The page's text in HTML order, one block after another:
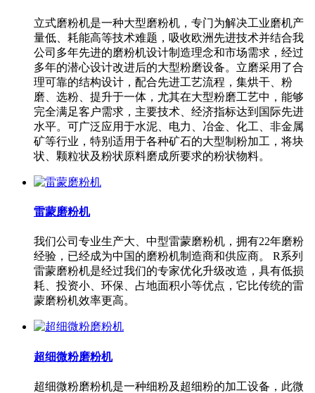
立式磨粉机是一种大型磨粉机，专门为解决工业磨机产
量低、耗能高等技术难题，吸收欧洲先进技术并结合我
公司多年先进的磨粉机设计制造理念和市场需求，经过
多年的潜心设计改进后的大型粉磨设备。立磨采用了合
理可靠的结构设计，配合先进工艺流程，集烘干、粉
磨、选粉、提升于一体，尤其在大型粉磨工艺中，能够
完全满足客户需求，主要技术、经济指标达到国际先进
水平。可广泛应用于水泥、电力、冶金、化工、非金属
矿等行业，特别适用于各种矿石的大型制粉加工，将块
状、颗粒状及粉状原料磨成所要求的粉状物料。
雷蒙磨粉机
我们公司专业生产大、中型雷蒙磨粉机，拥有22年磨粉
经验，已经成为中国的磨粉机制造商和供应商。 R系列
雷蒙磨粉机是经过我们的专家优化升级改造，具有低损
耗、投资小、环保、占地面积小等优点，它比传统的雷
蒙磨粉机效率更高。
超细微粉磨粉机
超细微粉磨粉机是一种细粉及超细粉的加工设备，此微